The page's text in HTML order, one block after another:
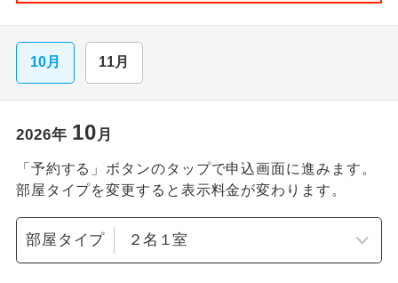
10月 11月
2026年 10月
「予約する」ボタンのタップで申込画面に進みます。
部屋タイプを変更すると表示料金が変わります。
部屋タイプ